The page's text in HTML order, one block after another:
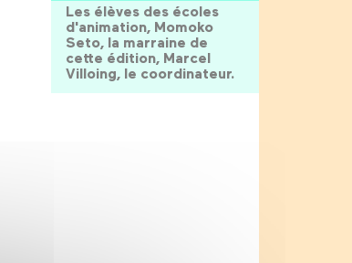
Les élèves des écoles
d'animation, Momoko
Seto, la marraine de
cette édition, Marcel
Villoing, le coordinateur.